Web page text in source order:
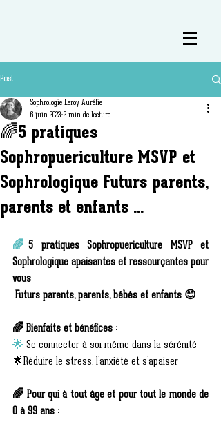
Post
🌈5 pratiques
Sophropuericulture MSVP et
Sophrologique Futurs parents,
parents et enfants ...
Sophrologie Leroy Aurélie
6 juin 2023 2 min de lecture
🌈5 pratiques Sophropuericulture MSVP et
Sophrologique apaisantes et ressourçantes pour
vous
Futurs parents, parents, bébés et enfants 😊
🌈 Bienfaits et bénéfices :
🌟 Se connecter à soi-même dans la sérénité
🌟Réduire le stress, l’anxiété et s’apaiser
🌈 Pour qui à tout âge et pour tout le monde de
0 à 99 ans :